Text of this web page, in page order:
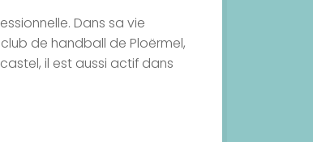
Dans sa vie
de handball de Ploërmel,
il est aussi actif dans